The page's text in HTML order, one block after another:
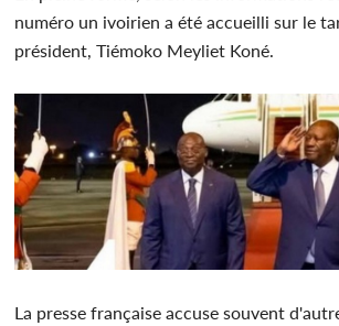
numéro un ivoirien a été accueilli sur le
président, Tiémoko Meyliet Koné.
La presse française accuse souvent